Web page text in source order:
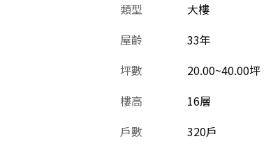
類型
大樓
屋齡
33年
坪數
20.00~40.00坪
樓高
16層
戶數
320戶